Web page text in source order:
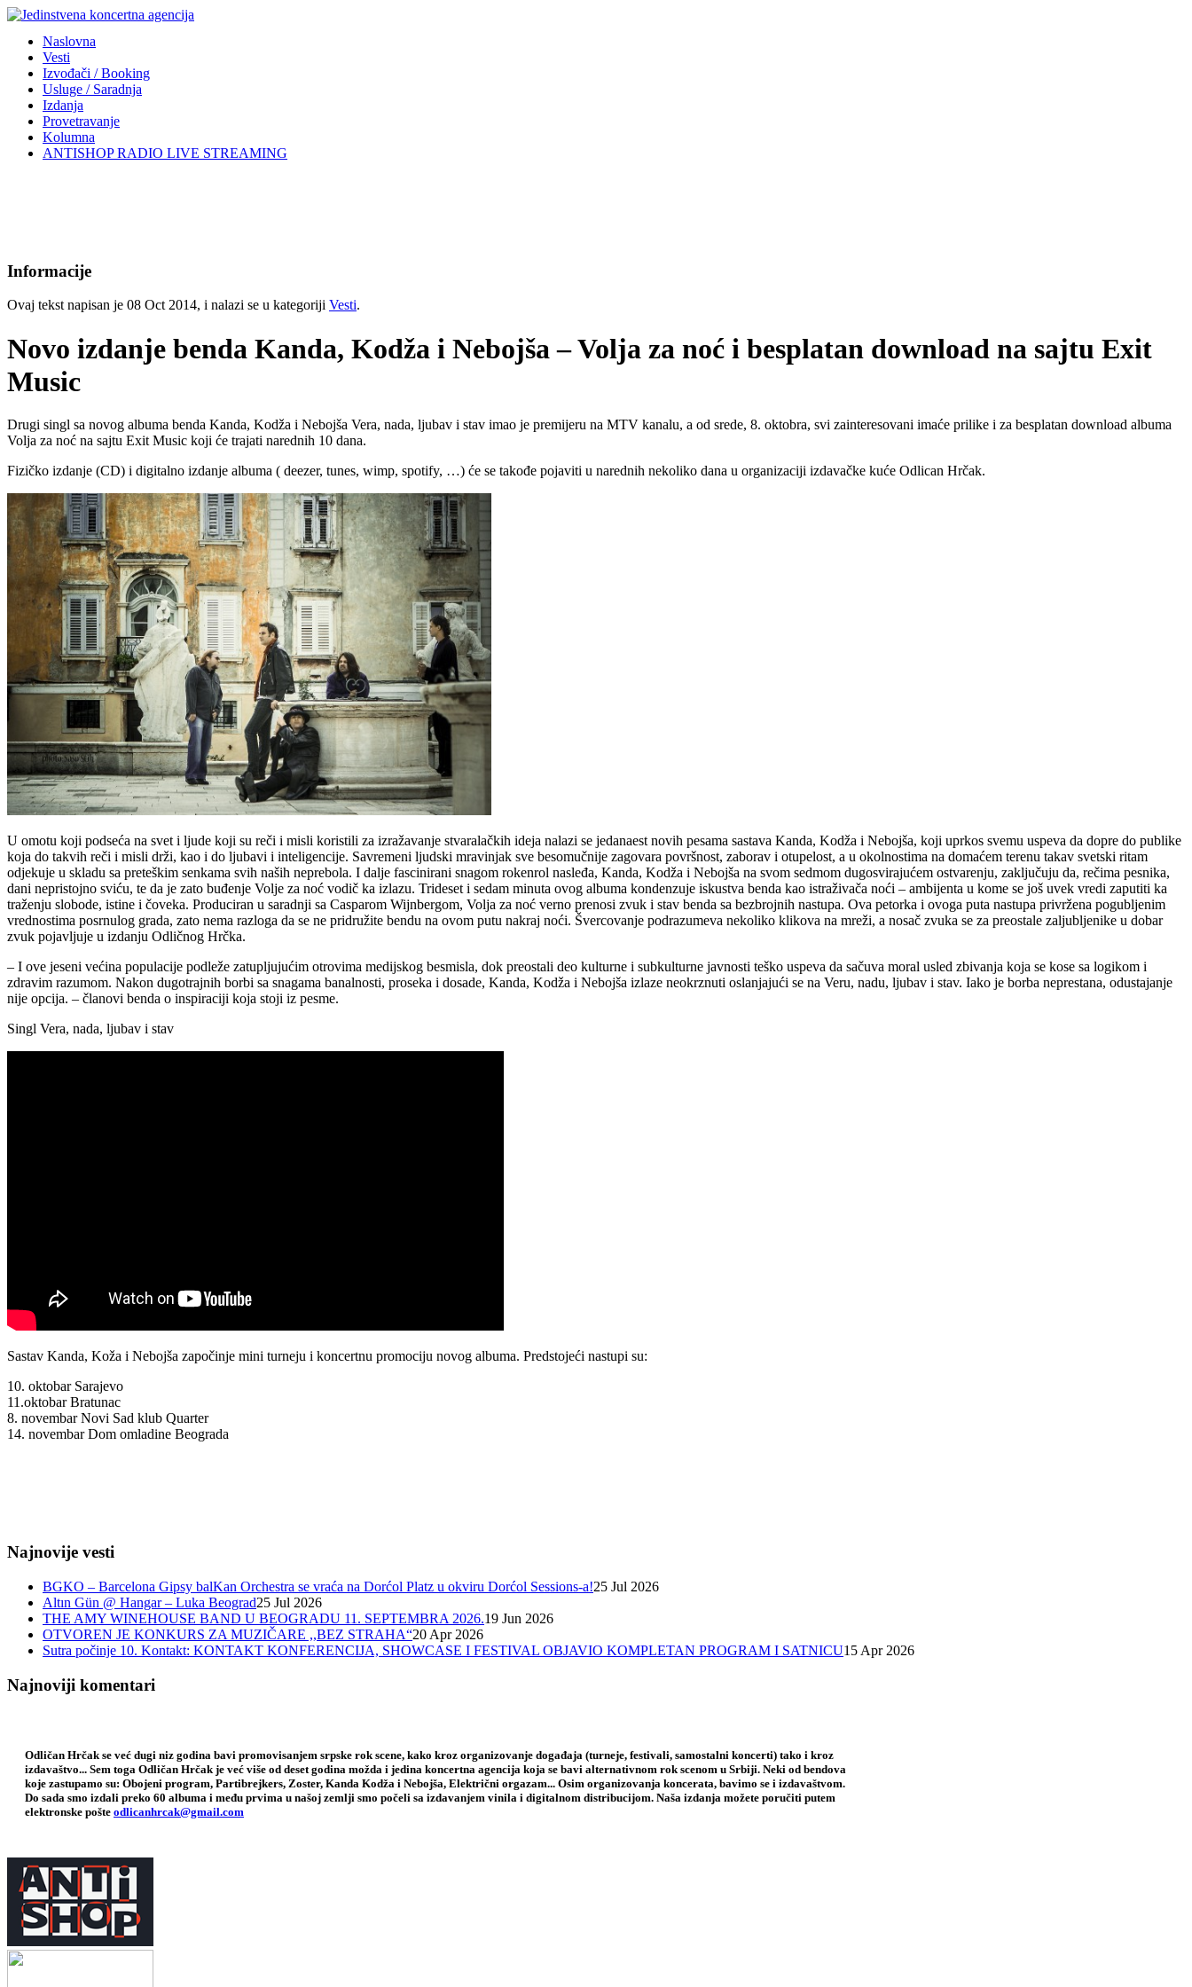
Naslovna
Vesti
Izvođači / Booking
Usluge / Saradnja
Izdanja
Provetravanje
Kolumna
ANTISHOP RADIO LIVE STREAMING
Informacije
Ovaj tekst napisan je 08 Oct 2014, i nalazi se u kategoriji Vesti.
Novo izdanje benda Kanda, Kodža i Nebojša – Volja za noć i besplatan download na sajtu Exit
Music
Drugi singl sa novog albuma benda Kanda, Kodža i Nebojša Vera, nada, ljubav i stav imao je premijeru na MTV kanalu, a od srede, 8. oktobra, svi zainteresovani imaće prilike i za besplatan download albuma
Volja za noć na sajtu Exit Music koji će trajati narednih 10 dana.
Fizičko izdanje (CD) i digitalno izdanje albuma ( deezer, tunes, wimp, spotify, …) će se takođe pojaviti u narednih nekoliko dana u organizaciji izdavačke kuće Odlican Hrčak.
U omotu koji podseća na svet i ljude koji su reči i misli koristili za izražavanje stvaralačkih ideja nalazi se jedanaest novih pesama sastava Kanda, Kodža i Nebojša, koji uprkos svemu uspeva da dopre do publike
koja do takvih reči i misli drži, kao i do ljubavi i inteligencije. Savremeni ljudski mravinjak sve besomučnije zagovara površnost, zaborav i otupelost, a u okolnostima na domaćem terenu takav svetski ritam
odjekuje u skladu sa preteškim senkama svih naših neprebola. I dalje fascinirani snagom rokenrol nasleđa, Kanda, Kodža i Nebojša na svom sedmom dugosvirajućem ostvarenju, zaključuju da, rečima pesnika,
dani nepristojno sviću, te da je zato buđenje Volje za noć vodič ka izlazu. Trideset i sedam minuta ovog albuma kondenzuje iskustva benda kao istraživača noći – ambijenta u kome se još uvek vredi zaputiti ka
traženju slobode, istine i čoveka. Produciran u saradnji sa Casparom Wijnbergom, Volja za noć verno prenosi zvuk i stav benda sa bezbrojnih nastupa. Ova petorka i ovoga puta nastupa privržena pogubljenim
vrednostima posrnulog grada, zato nema razloga da se ne pridružite bendu na ovom putu nakraj noći. Švercovanje podrazumeva nekoliko klikova na mreži, a nosač zvuka se za preostale zaljubljenike u dobar
zvuk pojavljuje u izdanju Odličnog Hrčka.
– I ove jeseni većina populacije podleže zatupljujućim otrovima medijskog besmisla, dok preostali deo kulturne i subkulturne javnosti teško uspeva da sačuva moral usled zbivanja koja se kose sa logikom i
zdravim razumom. Nakon dugotrajnih borbi sa snagama banalnosti, proseka i dosade, Kanda, Kodža i Nebojša izlaze neokrznuti oslanjajući se na Veru, nadu, ljubav i stav. Iako je borba neprestana, odustajanje
nije opcija. – članovi benda o inspiraciji koja stoji iz pesme.
Singl Vera, nada, ljubav i stav
Sastav Kanda, Koža i Nebojša započinje mini turneju i koncertnu promociju novog albuma. Predstojeći nastupi su:
10. oktobar Sarajevo
11.oktobar Bratunac
8. novembar Novi Sad klub Quarter
14. novembar Dom omladine Beograda
Najnovije vesti
BGKO – Barcelona Gipsy balKan Orchestra se vraća na Dorćol Platz u okviru Dorćol Sessions-a!25 Jul 2026
Altın Gün @ Hangar – Luka Beograd25 Jul 2026
THE AMY WINEHOUSE BAND U BEOGRADU 11. SEPTEMBRA 2026.19 Jun 2026
OTVOREN JE KONKURS ZA MUZIČARE ,,BEZ STRAHA“20 Apr 2026
Sutra počinje 10. Kontakt: KONTAKT KONFERENCIJA, SHOWCASE I FESTIVAL OBJAVIO KOMPLETAN PROGRAM I SATNICU15 Apr 2026
Najnoviji komentari
Odličan Hrčak se već dugi niz godina bavi promovisanjem srpske rok scene, kako kroz organizovanje događaja (turneje, festivali, samostalni koncerti) tako i kroz
izdavaštvo... Sem toga Odličan Hrčak je već više od deset godina možda i jedina koncertna agencija koja se bavi alternativnom rok scenom u Srbiji. Neki od bendova
koje zastupamo su: Obojeni program, Partibrejkers, Zoster, Kanda Kodža i Nebojša, Električni orgazam... Osim organizovanja koncerata, bavimo se i izdavaštvom.
Do sada smo izdali preko 60 albuma i među prvima u našoj zemlji smo počeli sa izdavanjem vinila i digitalnom distribucijom. Naša izdanja možete poručiti putem
elektronske pošte odlicanhrcak@gmail.com